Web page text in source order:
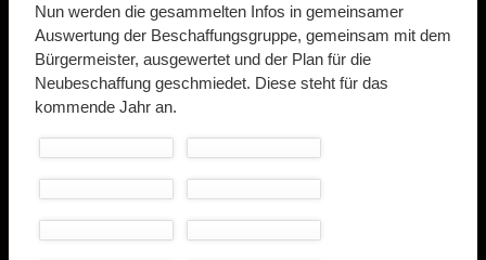
Nun werden die gesammelten Infos in gemeinsamer
Auswertung der Beschaffungsgruppe, gemeinsam mit dem
Bürgermeister, ausgewertet und der Plan für die
Neubeschaffung geschmiedet. Diese steht für das
kommende Jahr an.